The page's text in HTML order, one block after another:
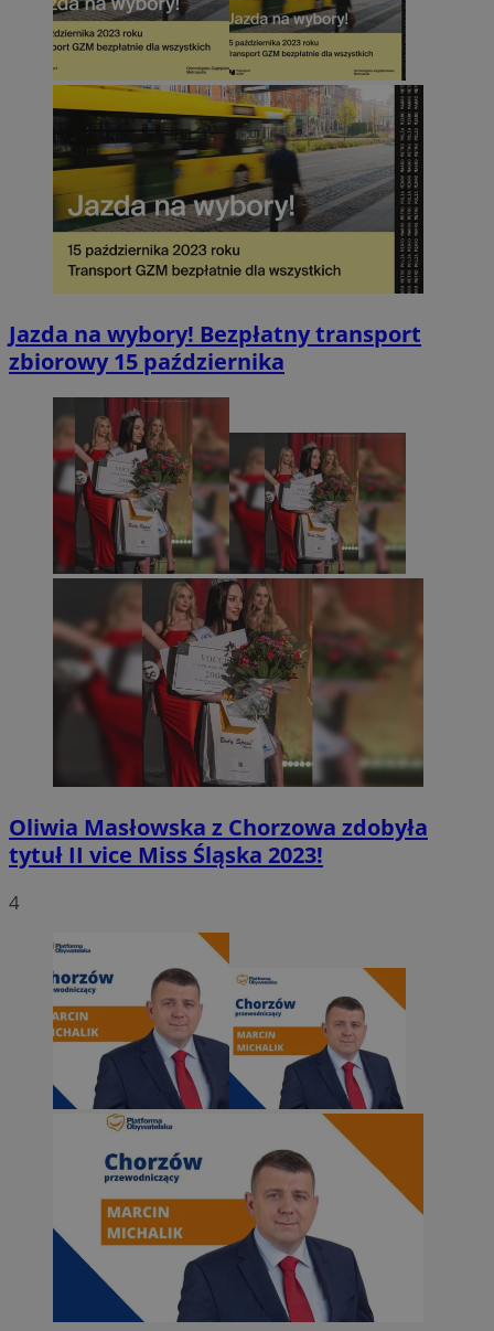
Jazda na wybory! Bezpłatny transport
zbiorowy 15 października
Oliwia Masłowska z Chorzowa zdobyła
tytuł II vice Miss Śląska 2023!
4